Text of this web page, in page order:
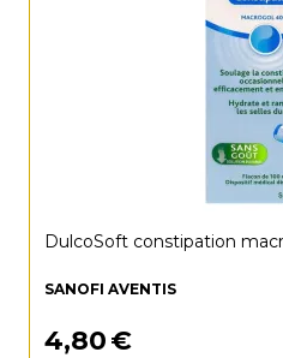
DulcoSoft constipation
SANOFI AVENTIS
4,80€